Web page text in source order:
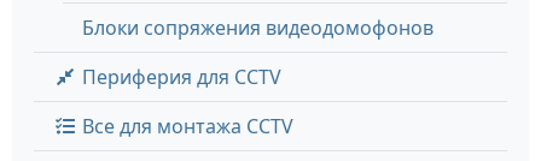
Блоки сопряжения видеодомофонов
Периферия для CCTV
Все для монтажа CCTV